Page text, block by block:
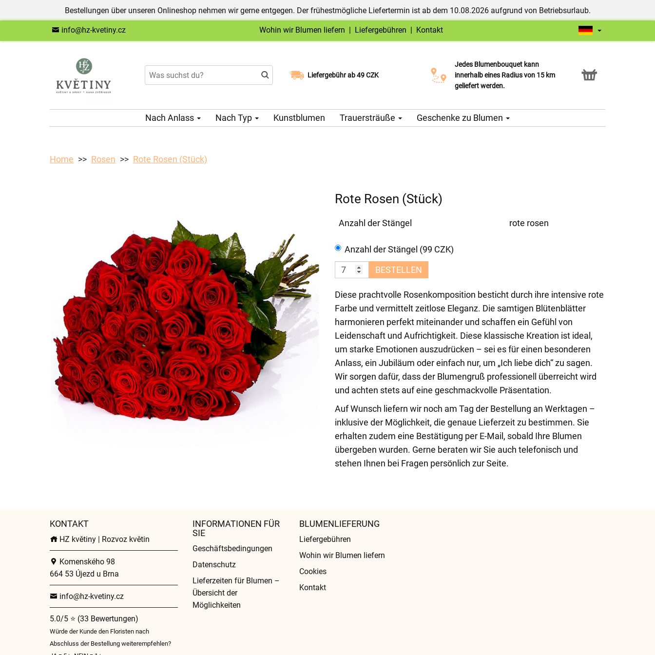
Bestellungen über unseren Onlineshop nehmen wir gerne entgegen. Der frühestmögliche Liefertermin ist ab dem 10.08.2026 aufgrund von Betriebsurlaub.
info@hz-kvetiny.cz Wohin wir Blumen liefern | Liefergebühren | Kontakt
Liefergebühr ab 49 CZK
Wählen Sie Ihr Lieferdatum
Jedes Blumenbouquet kann
innerhalb eines Radius von 15 km
geliefert werden.
Click & Collect Service
Nach Anlass Nach Typ Kunstblumen Trauersträuße Geschenke zu Blumen
Home Rosen Rote Rosen (Stück)
Rote Rosen (Stück)
Anzahl der Stängel rote rosen
Anzahl der Stängel (99 CZK)
BESTELLEN
Diese prachtvolle Rosenkomposition besticht durch ihre intensive rote
Farbe und vermittelt zeitlose Eleganz. Die samtigen Blütenblätter
harmonieren perfekt miteinander und schaffen ein Gefühl von
Leidenschaft und Aufrichtigkeit. Diese klassische Kreation ist ideal,
um starke Emotionen auszudrücken – sei es für einen besonderen
Anlass, ein Jubiläum oder einfach nur, um „Ich liebe dich“ zu sagen.
Wir sorgen dafür, dass der Blumengruß professionell überreicht wird
und achten stets auf eine geschmackvolle Präsentation.
Auf Wunsch liefern wir noch am Tag der Bestellung an Werktagen –
inklusive der Möglichkeit, die genaue Lieferzeit zu bestimmen. Sie
erhalten zudem eine Bestätigung per E-Mail, sobald Ihre Blumen
übergeben wurden. Gerne beraten wir Sie auch telefonisch und
stehen Ihnen bei Fragen persönlich zur Seite.
KONTAKT
HZ květiny | Rozvoz květin
Komenského 98
664 53 Újezd u Brna
info@hz-kvetiny.cz
5.0/5 ⭐ (33 Bewertungen)
Würde der Kunde den Floristen nach
Abschluss der Bestellung weiterempfehlen?
INFORMATIONEN FÜR
SIE
Geschäftsbedingungen
Datenschutz
Lieferzeiten für Blumen –
Übersicht der
Möglichkeiten
BLUMENLIEFERUNG
Liefergebühren
Wohin wir Blumen liefern
Cookies
Kontakt